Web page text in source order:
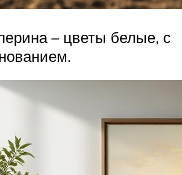
– цветы белые, с